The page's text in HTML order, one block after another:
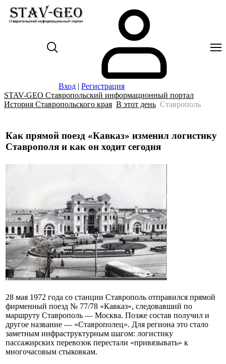
Вход | Регистрация
STAV-GEO Ставропольский информационный портал
История Ставропольского края В этот день Ставрополь
Как прямой поезд «Кавказ» изменил логистику
Ставрополя и как он ходит сегодня
28 мая 1972 года со станции Ставрополь отправился прямой
фирменный поезд № 77/78 «Кавказ», следовавший по
маршруту Ставрополь — Москва. Позже состав получил и
другое название — «Ставрополец». Для региона это стало
заметным инфраструктурным шагом: логистику
пассажирских перевозок перестали «привязывать» к
многочасовым стыковкам.